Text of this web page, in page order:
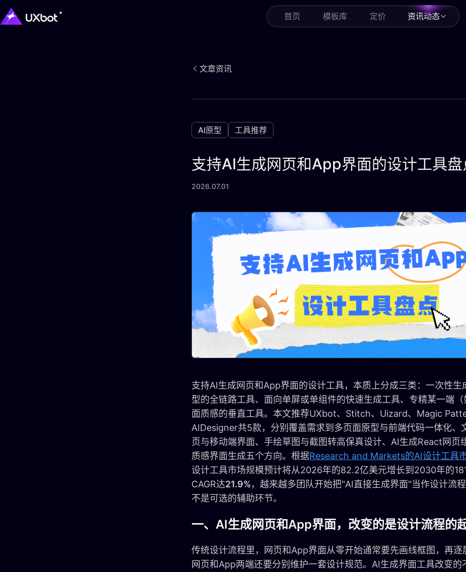
首页 模板库 定价 资讯动态
文章资讯
AI原型 工具推荐
支持AI生成网页和App界面的设计工具盘
2026.07.01
支持AI生成网页和App界面的设计工具，本质上分成三类：一次性生
型的全链路工具、面向单屏或单组件的快速生成工具、专精某一端
面质感的垂直工具。本文推荐UXbot、Stitch、Uizard、Magic
AIDesigner共5款，分别覆盖需求到多页面原型与前端代码一体化、
页与移动端界面、手绘草图与截图转高保真设计、AI生成React网页
质感界面生成五个方向。根据Research and Markets的AI设计工具
设计工具市场规模预计将从2026年的82.2亿美元增长到2030年的
CAGR达21.9%，越来越多团队开始把"AI直接生成界面"当作设计流
不是可选的辅助环节。
一、AI生成网页和App界面，改变的是设计流程的
传统设计流程里，网页和App界面从零开始通常要先画线框图，再逐
网页和App两端还要分别维护一套设计规范。AI生成界面工具改变的